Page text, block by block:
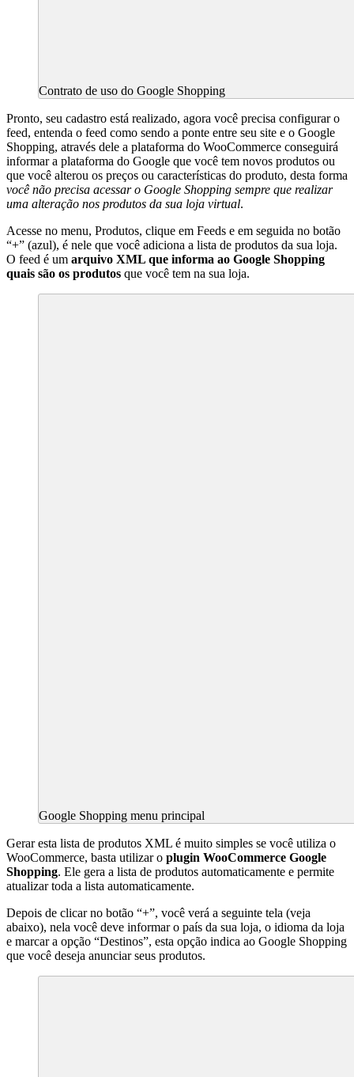
Contrato de uso do Google Shopping
Pronto, seu cadastro está realizado, agora você precisa configurar o
feed, entenda o feed como sendo a ponte entre seu site e o Google
Shopping, através dele a plataforma do WooCommerce conseguirá
informar a plataforma do Google que você tem novos produtos ou
que você alterou os preços ou características do produto, desta forma
você não precisa acessar o Google Shopping sempre que realizar
uma alteração nos produtos da sua loja virtual.
Acesse no menu, Produtos, clique em Feeds e em seguida no botão
“+” (azul), é nele que você adiciona a lista de produtos da sua loja.
O feed é um arquivo XML que informa ao Google Shopping
quais são os produtos que você tem na sua loja.
Google Shopping menu principal
Gerar esta lista de produtos XML é muito simples se você utiliza o
WooCommerce, basta utilizar o plugin WooCommerce Google
Shopping. Ele gera a lista de produtos automaticamente e permite
atualizar toda a lista automaticamente.
Depois de clicar no botão “+”, você verá a seguinte tela (veja
abaixo), nela você deve informar o país da sua loja, o idioma da loja
e marcar a opção “Destinos”, esta opção indica ao Google Shopping
que você deseja anunciar seus produtos.